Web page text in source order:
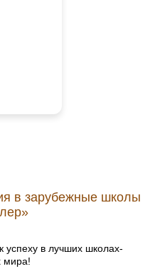
в зарубежные школы
успеху в лучших школах-
мира!